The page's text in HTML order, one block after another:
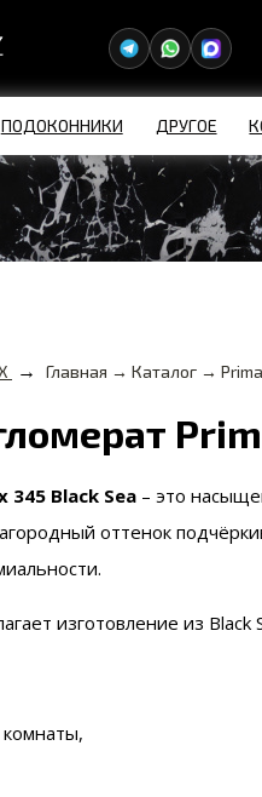
ПОДОКОННИКИ ДРУГОЕ
→ Главная → Каталог →
345 Black Sea – это
оттенок
изготовление из Black